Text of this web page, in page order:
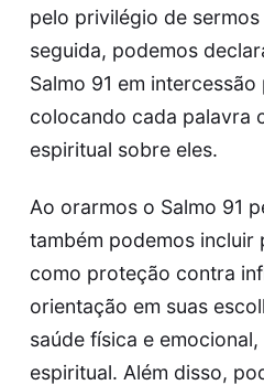
pelo privilégio de sermos
seguida, podemos
Salmo 91 em
colocando cada palavra
espiritual sobre eles.
Ao orarmos o Salmo 91
também podemos incluir
como proteção contra
orientação em suas
saúde física e
espiritual. Além disso,